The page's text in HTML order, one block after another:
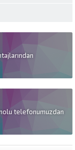
telefonumuzdan